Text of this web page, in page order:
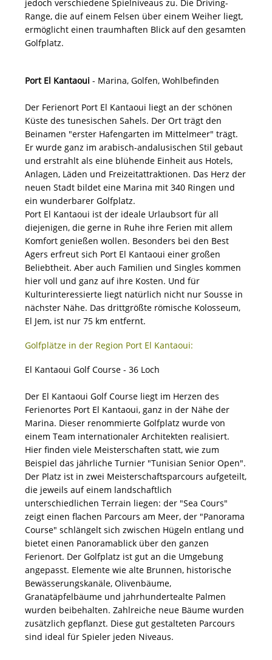
jedoch verschiedene Spielniveaus zu. Die Driving-
Range, die auf einem Felsen über einem Weiher liegt,
ermöglicht einen traumhaften Blick auf den gesamten
Golfplatz.
Port El Kantaoui - Marina, Golfen, Wohlbefinden
Der Ferienort Port El Kantaoui liegt an der schönen
Küste des tunesischen Sahels. Der Ort trägt den
Beinamen "erster Hafengarten im Mittelmeer" trägt.
Er wurde ganz im arabisch-andalusischen Stil gebaut
und erstrahlt als eine blühende Einheit aus Hotels,
Anlagen, Läden und Freizeitattraktionen. Das Herz der
neuen Stadt bildet eine Marina mit 340 Ringen und
ein wunderbarer Golfplatz.
Port El Kantaoui ist der ideale Urlaubsort für all
diejenigen, die gerne in Ruhe ihre Ferien mit allem
Komfort genießen wollen. Besonders bei den Best
Agers erfreut sich Port El Kantaoui einer großen
Beliebtheit. Aber auch Familien und Singles kommen
hier voll und ganz auf ihre Kosten. Und für
Kulturinteressierte liegt natürlich nicht nur Sousse in
nächster Nähe. Das drittgrößte römische Kolosseum,
El Jem, ist nur 75 km entfernt.
Golfplätze in der Region Port El Kantaoui:
El Kantaoui Golf Course - 36 Loch
Der El Kantaoui Golf Course liegt im Herzen des
Ferienortes Port El Kantaoui, ganz in der Nähe der
Marina. Dieser renommierte Golfplatz wurde von
einem Team internationaler Architekten realisiert.
Hier finden viele Meisterschaften statt, wie zum
Beispiel das jährliche Turnier "Tunisian Senior Open".
Der Platz ist in zwei Meisterschaftsparcours aufgeteilt,
die jeweils auf einem landschaftlich
unterschiedlichen Terrain liegen: der "Sea Cours"
zeigt einen flachen Parcours am Meer, der "Panorama
Course" schlängelt sich zwischen Hügeln entlang und
bietet einen Panoramablick über den ganzen
Ferienort. Der Golfplatz ist gut an die Umgebung
angepasst. Elemente wie alte Brunnen, historische
Bewässerungskanäle, Olivenbäume,
Granatäpfelbäume und jahrhundertealte Palmen
wurden beibehalten. Zahlreiche neue Bäume wurden
zusätzlich gepflanzt. Diese gut gestalteten Parcours
sind ideal für Spieler jeden Niveaus.